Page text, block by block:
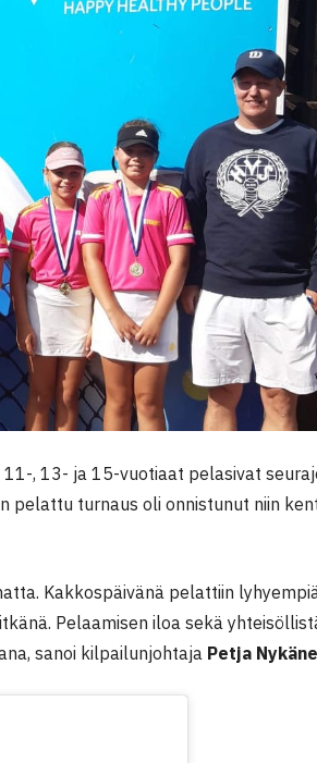
, 13- ja 15-vuotiaat pelasivat
pelattu turnaus oli onnistunut niin
Kakkospäivänä pelattiin
Pelaamisen iloa sekä
sanoi kilpailunjohtaja Petja